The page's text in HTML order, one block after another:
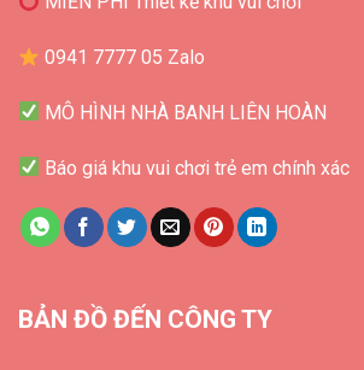
0941 7777 05 Zalo
MÔ HÌNH NHÀ BANH LIÊN HOÀN
Báo giá khu vui chơi trẻ em chính xác
BẢN ĐỒ ĐẾN CÔNG TY